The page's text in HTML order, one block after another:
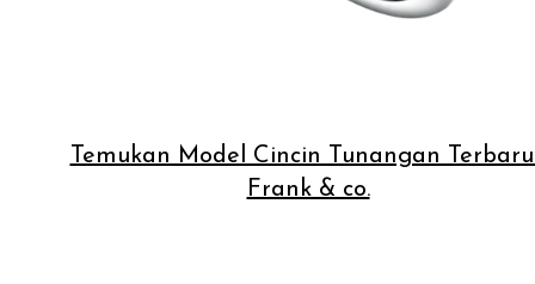
Temukan Model Cincin Tunangan
Frank & co.